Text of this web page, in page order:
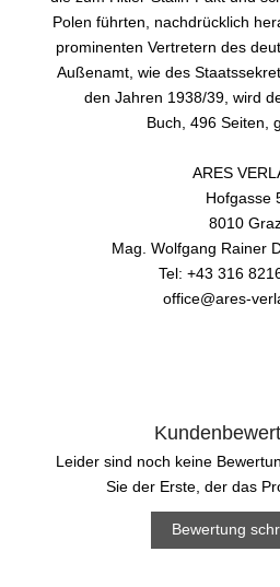
Polen führten, nachdrücklich
prominenten Vertretern des
Außenamt, wie des
den Jahren 1938/39, wird
Buch, 496 Seiten,
ARES
Hofgasse
8010
Mag. Wolfgang Rainer
Tel: +43 316
office@ares-
Leider sind noch keine
Sie der Erste, der das
Bewertung